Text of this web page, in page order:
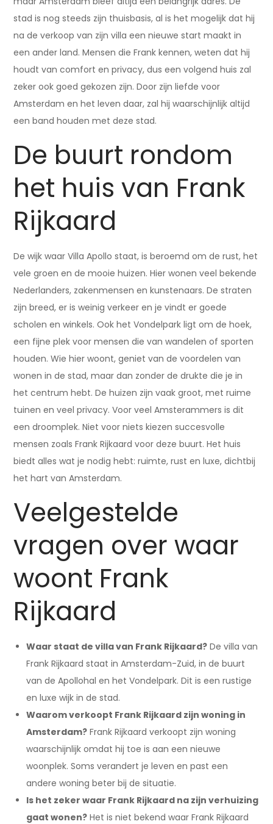
stad is nog steeds zijn thuisbasis, al is het mogelijk dat hij
na de verkoop van zijn villa een nieuwe start maakt in
een ander land. Mensen die Frank kennen, weten dat hij
houdt van comfort en privacy, dus een volgend huis zal
zeker ook goed gekozen zijn. Door zijn liefde voor
Amsterdam en het leven daar, zal hij waarschijnlijk altijd
een band houden met deze stad.
De buurt rondom
het huis van Frank
Rijkaard
De wijk waar Villa Apollo staat, is beroemd om de rust, het
vele groen en de mooie huizen. Hier wonen veel bekende
Nederlanders, zakenmensen en kunstenaars. De straten
zijn breed, er is weinig verkeer en je vindt er goede
scholen en winkels. Ook het Vondelpark ligt om de hoek,
een fijne plek voor mensen die van wandelen of sporten
houden. Wie hier woont, geniet van de voordelen van
wonen in de stad, maar dan zonder de drukte die je in
het centrum hebt. De huizen zijn vaak groot, met ruime
tuinen en veel privacy. Voor veel Amsterammers is dit
een droomplek. Niet voor niets kiezen succesvolle
mensen zoals Frank Rijkaard voor deze buurt. Het huis
biedt alles wat je nodig hebt: ruimte, rust en luxe, dichtbij
het hart van Amsterdam.
Veelgestelde
vragen over waar
woont Frank
Rijkaard
Waar staat de villa van Frank Rijkaard? De villa van
Frank Rijkaard staat in Amsterdam-Zuid, in de buurt
van de Apollohal en het Vondelpark. Dit is een rustige
en luxe wijk in de stad.
Waarom verkoopt Frank Rijkaard zijn woning in
Amsterdam? Frank Rijkaard verkoopt zijn woning
waarschijnlijk omdat hij toe is aan een nieuwe
woonplek. Soms verandert je leven en past een
andere woning beter bij de situatie.
Is het zeker waar Frank Rijkaard na zijn verhuizing
gaat wonen? Het is niet bekend waar Frank Rijkaard